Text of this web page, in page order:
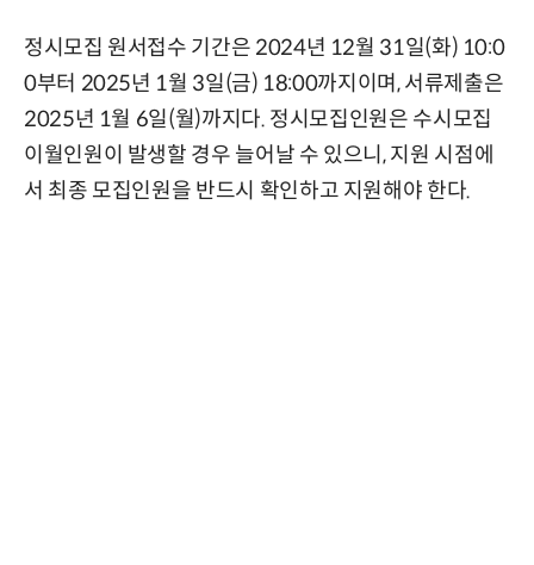
정시모집 원서접수 기간은 2024년 12월 31일(화) 10:0
0부터 2025년 1월 3일(금) 18:00까지이며, 서류제출은
2025년 1월 6일(월)까지다. 정시모집인원은 수시모집
이월인원이 발생할 경우 늘어날 수 있으니, 지원 시점에
서 최종 모집인원을 반드시 확인하고 지원해야 한다.